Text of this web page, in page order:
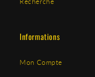
Informations
Mon Compte